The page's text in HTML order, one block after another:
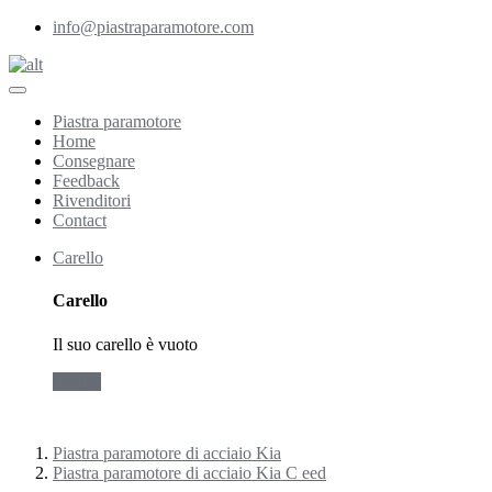
info@piastraparamotore.com
Piastra paramotore
Home
Consegnare
Feedback
Rivenditori
Contact
Carello
Carello
Il suo carello è vuoto
Piastra paramotore di acciaio Kia
Piastra paramotore di acciaio Kia C eed